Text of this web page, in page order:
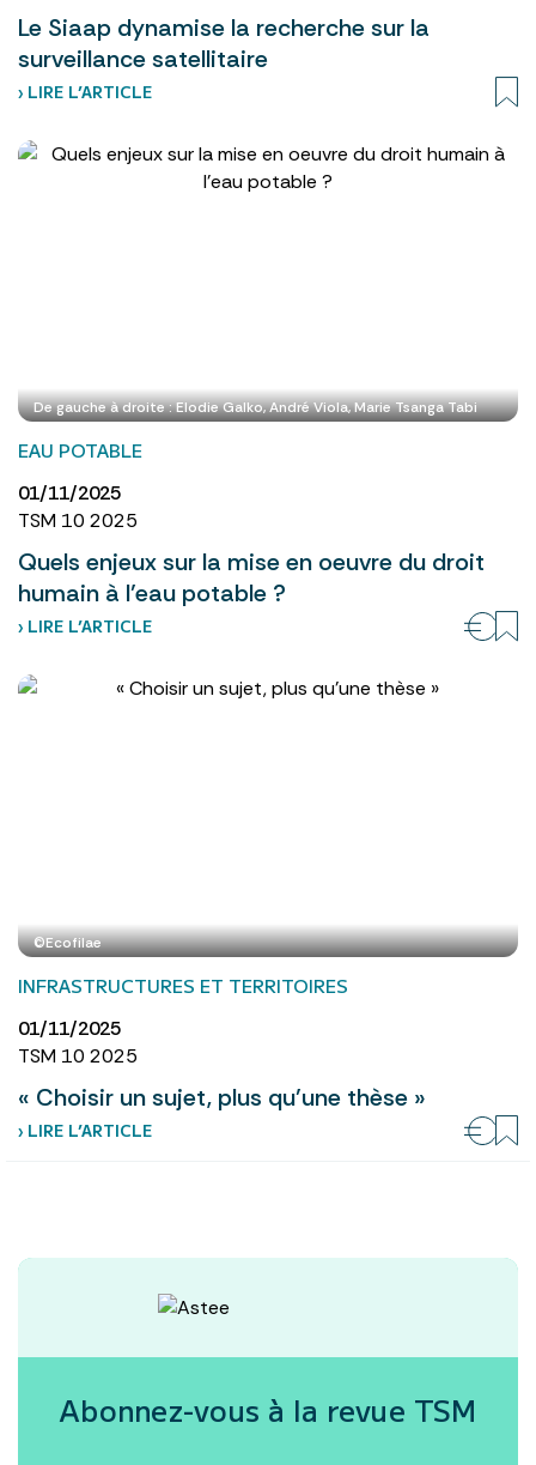
Le Siaap dynamise la recherche sur la
surveillance satellitaire
› LIRE L’ARTICLE
De gauche à droite : Elodie Galko, André Viola, Marie Tsanga Tabi
EAU POTABLE
01/11/2025
TSM 10 2025
Quels enjeux sur la mise en oeuvre du droit
humain à l’eau potable ?
› LIRE L’ARTICLE
©Ecofilae
INFRASTRUCTURES ET TERRITOIRES
01/11/2025
TSM 10 2025
« Choisir un sujet, plus qu’une thèse »
› LIRE L’ARTICLE
Abonnez-vous à la revue TSM